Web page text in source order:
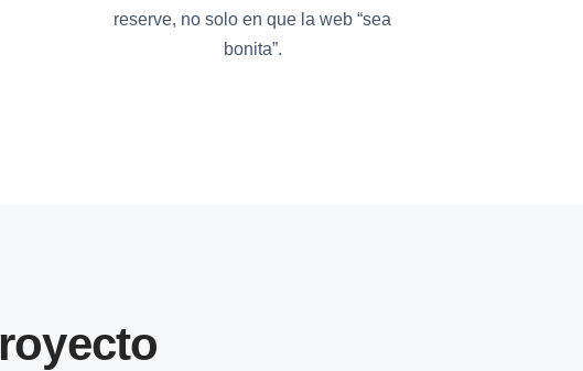
reserve, no solo en que la web “sea
bonita”.